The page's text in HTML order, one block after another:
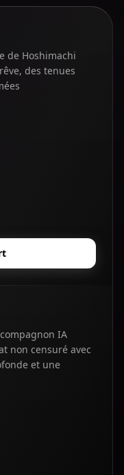
de Hoshimachi
des tenues
IA
non censuré avec
et une